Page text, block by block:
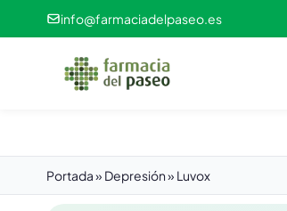
info@farmaciadelpaseo.es
Portada» Depresión» Luvox